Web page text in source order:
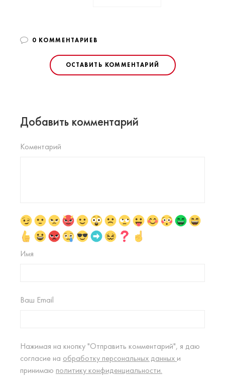
0 КОММЕНТАРИЕВ
ОСТАВИТЬ КОММЕНТАРИЙ
Добавить комментарий
Коментарий
Имя
Ваш Email
Нажимая на кнопку "Отправить комментарий", я даю
согласие на обработку персональных данных и
принимаю политику конфиденциальности.